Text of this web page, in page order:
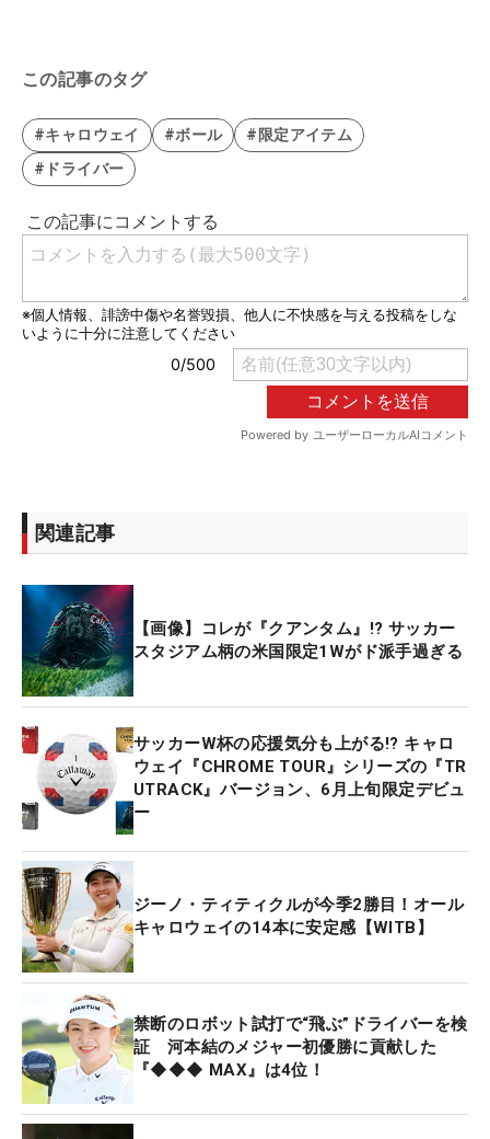
この記事のタグ
#キャロウェイ #ボール
#限定アイテム
#ドライバー
関連記事
【画像】コレが『クアンタム』!? サッカー
スタジアム柄の米国限定1Wがド派手過ぎる
サッカーW杯の応援気分も上がる!? キャロ
ウェイ『CHROME TOUR』シリーズの『TR
UTRACK』バージョン、6月上旬限定デビュ
ー
ジーノ・ティティクルが今季2勝目！オール
キャロウェイの14本に安定感【WITB】
禁断のロボット試打で“飛ぶ”ドライバーを検
証 河本結のメジャー初優勝に貢献した
『◆◆◆ MAX』は4位！